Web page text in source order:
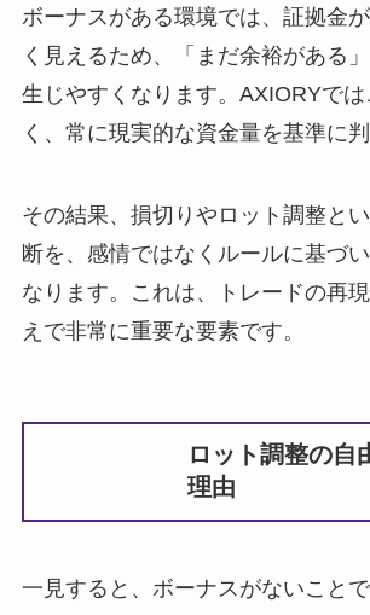
ボーナスがある環境では、証拠金
く見えるため、「まだ余裕がある
生じやすくなります。AXIORYで
く、常に現実的な資金量を基準に判
その結果、損切りやロット調整と
断を、感情ではなくルールに基づ
なります。これは、トレードの再
えで非常に重要な要素です。
ロット調整の自
理由
一見すると、ボーナスがないこと